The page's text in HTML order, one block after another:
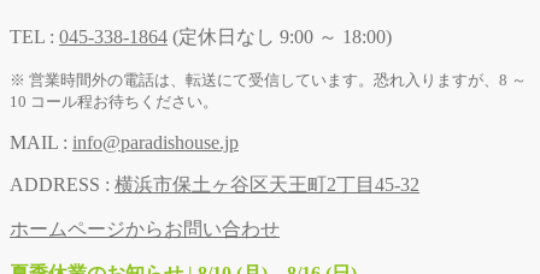
TEL : 045-338-1864 (定休日なし 9:00 ～ 18:00)
※ 営業時間外の電話は、転送にて受信しています。恐れ入りますが、8 ～
10 コール程お待ちください。
MAIL : info@paradishouse.jp
ADDRESS : 横浜市保土ヶ谷区天王町2丁目45-32
ホームページからお問い合わせ